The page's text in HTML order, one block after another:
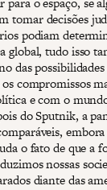
tomar decisões
podiam
global, tudo isso
das
compromissos
e com o
do Sputnik, a
o fato de que a
nossas
diante das